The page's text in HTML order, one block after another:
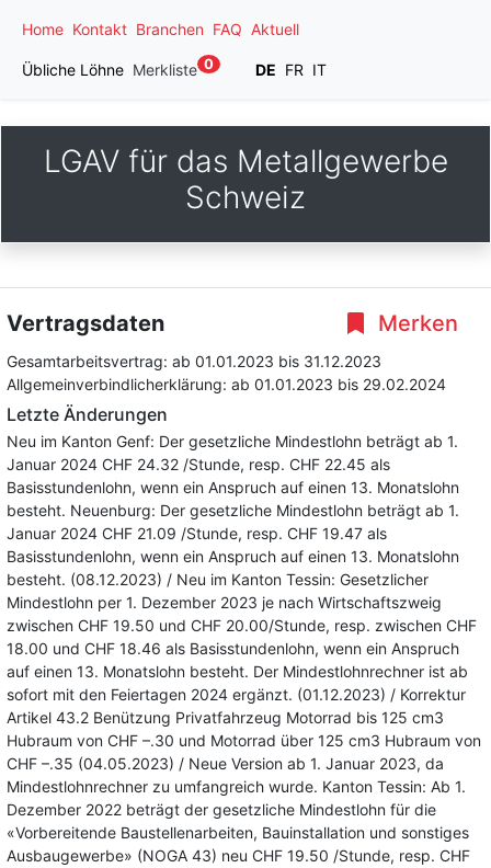
Home Kontakt Branchen FAQ Aktuell
Übliche Löhne Merkliste 0 DE FR IT
LGAV für das Metallgewerbe
Schweiz
Merken
Vertragsdaten
Gesamtarbeitsvertrag: ab 01.01.2023 bis 31.12.2023
Allgemeinverbindlicherklärung: ab 01.01.2023 bis 29.02.2024
Letzte Änderungen
Neu im Kanton Genf: Der gesetzliche Mindestlohn beträgt ab 1.
Januar 2024 CHF 24.32 /Stunde, resp. CHF 22.45 als
Basisstundenlohn, wenn ein Anspruch auf einen 13. Monatslohn
besteht. Neuenburg: Der gesetzliche Mindestlohn beträgt ab 1.
Januar 2024 CHF 21.09 /Stunde, resp. CHF 19.47 als
Basisstundenlohn, wenn ein Anspruch auf einen 13. Monatslohn
besteht. (08.12.2023) / Neu im Kanton Tessin: Gesetzlicher
Mindestlohn per 1. Dezember 2023 je nach Wirtschaftszweig
zwischen CHF 19.50 und CHF 20.00/Stunde, resp. zwischen CHF
18.00 und CHF 18.46 als Basisstundenlohn, wenn ein Anspruch
auf einen 13. Monatslohn besteht. Der Mindestlohnrechner ist ab
sofort mit den Feiertagen 2024 ergänzt. (01.12.2023) / Korrektur
Artikel 43.2 Benützung Privatfahrzeug Motorrad bis 125 cm3
Hubraum von CHF –.30 und Motorrad über 125 cm3 Hubraum von
CHF –.35 (04.05.2023) / Neue Version ab 1. Januar 2023, da
Mindestlohnrechner zu umfangreich wurde. Kanton Tessin: Ab 1.
Dezember 2022 beträgt der gesetzliche Mindestlohn für die
«Vorbereitende Baustellenarbeiten, Bauinstallation und sonstiges
Ausbaugewerbe» (NOGA 43) neu CHF 19.50 /Stunde, resp. CHF